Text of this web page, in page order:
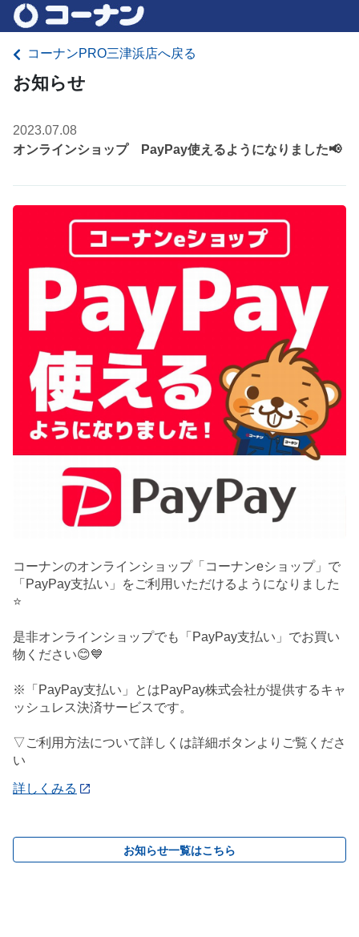
コーナンPRO三津浜店へ戻る
お知らせ
2023.07.08
オンラインショップ PayPay使えるようになりました📢
コーナンのオンラインショップ「コーナンeショップ」で
「PayPay支払い」をご利用いただけるようになりました
⭐
是非オンラインショップでも「PayPay支払い」でお買い
物ください😊💙
※「PayPay支払い」とはPayPay株式会社が提供するキャ
ッシュレス決済サービスです。
▽ご利用方法について詳しくは詳細ボタンよりご覧くださ
い
詳しくみる
お知らせ一覧はこちら